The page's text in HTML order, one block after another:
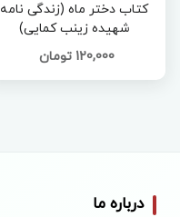
کتاب دختر ماه (زندگی نامه
شهیده زینب کمایی)
120,000 تومان
درباره ما